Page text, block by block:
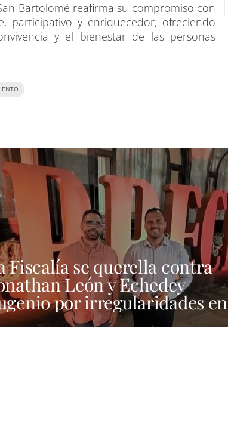
Bartolomé reafirma su compromiso con
participativo y enriquecedor, ofreciendo
y el bienestar de las personas
Fiscalía se querella contra
León y Echedey
por irregularidades en
contrataciones de las